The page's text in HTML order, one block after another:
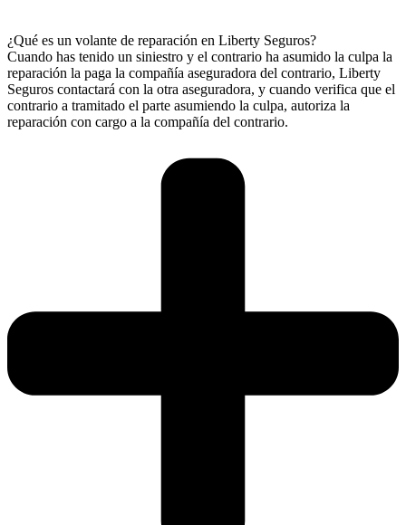
¿Qué es un volante de reparación en Liberty Seguros?
Cuando has tenido un siniestro y el contrario ha asumido la culpa la
reparación la paga la compañía aseguradora del contrario, Liberty
Seguros contactará con la otra aseguradora, y cuando verifica que el
contrario a tramitado el parte asumiendo la culpa, autoriza la
reparación con cargo a la compañía del contrario.